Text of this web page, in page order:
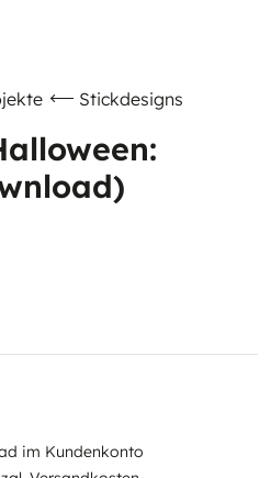
Stickdesigns
im Kundenkonto